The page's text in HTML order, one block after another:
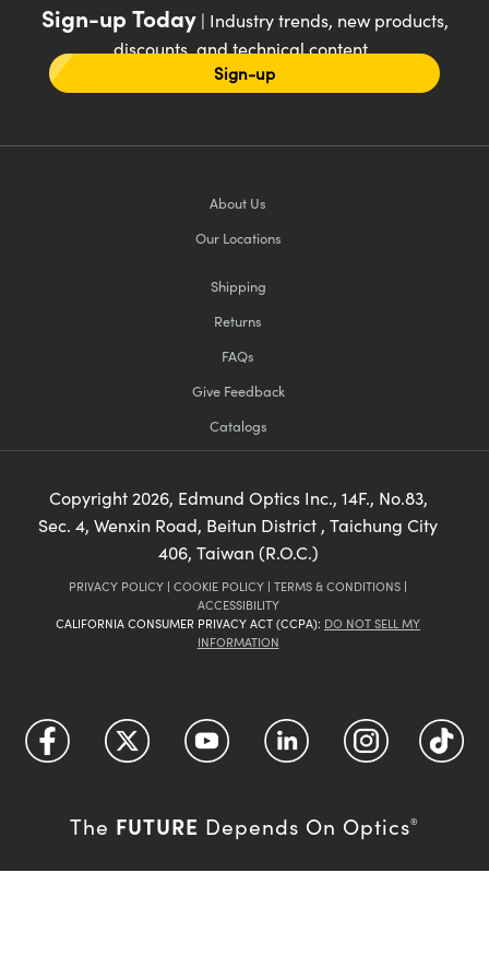
Sign-up Today| Industry trends, new products,
discounts, and technical content
Sign-up
About Us
Our Locations
Shipping
Returns
FAQs
Give Feedback
Catalogs
Copyright2026, Edmund Optics Inc., 14F., No.83,
Sec. 4, Wenxin Road, Beitun District , Taichung City
406, Taiwan (R.O.C.)
PRIVACY POLICY | COOKIE POLICY | TERMS & CONDITIONS |
ACCESSIBILITY
CALIFORNIA CONSUMER PRIVACY ACT (CCPA): DO NOT SELL MY
INFORMATION
The FUTURE Depends On Optics®